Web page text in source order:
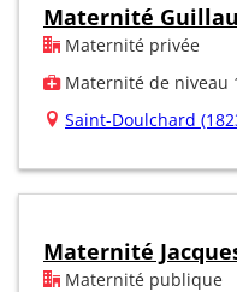
Maternité
Maternité privée
Maternité de niveau
Saint-Doulchard
Maternité
Maternité publique